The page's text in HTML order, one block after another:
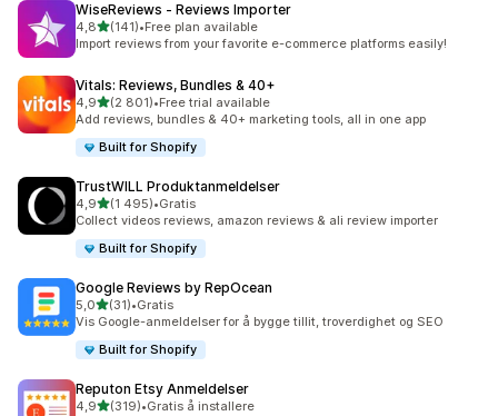
WiseReviews ‑ Reviews Importer
4,8av 5 stjerner
(141)
Totalt 141 omtaler
•Free plan available
Import reviews from your favorite e-commerce platforms easily!
Vitals: Reviews, Bundles & 40+
4,9av 5 stjerner
(2 801)
Totalt 2801 omtaler
•Free trial available
Add reviews, bundles & 40+ marketing tools, all in one app
Built for Shopify
TrustWILL Produktanmeldelser
4,9av 5 stjerner
(1 495)
Totalt 1495 omtaler
•Gratis
Collect videos reviews, amazon reviews & ali review importer
Built for Shopify
Google Reviews by RepOcean
5,0av 5 stjerner
(31)
Totalt 31 omtaler
•Gratis
Vis Google-anmeldelser for å bygge tillit, troverdighet og SEO
Built for Shopify
Reputon Etsy Anmeldelser
4,9av 5 stjerner
(319)
Totalt 319 omtaler
•Gratis å installere